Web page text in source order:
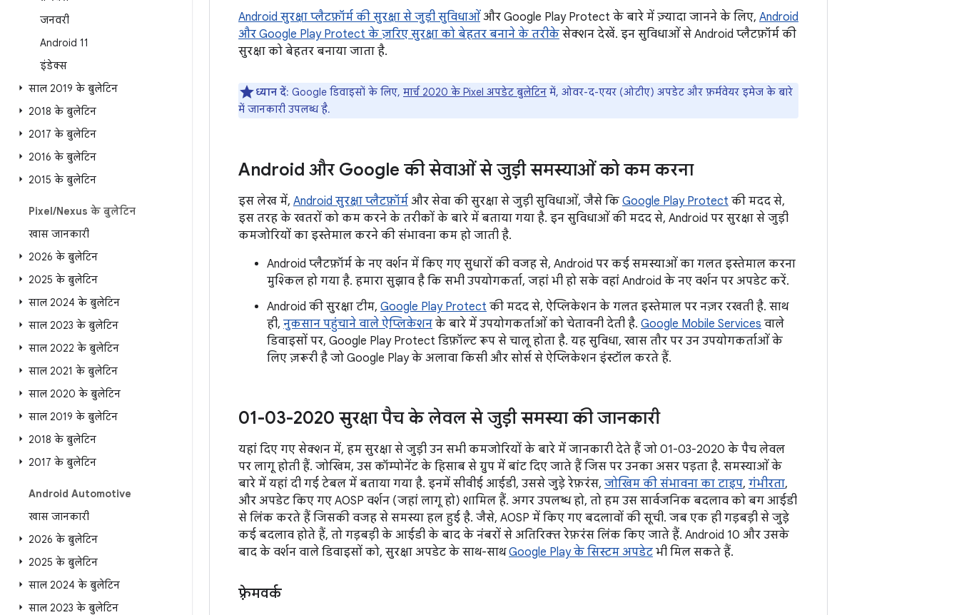
जनवरी
Android 11
इंडेक्स
साल 2019 के बुलेटिन
2018 के बुलेटिन
2017 के बुलेटिन
2016 के बुलेटिन
2015 के बुलेटिन
Pixel/Nexus के बुलेटिन
खास जानकारी
2026 के बुलेटिन
2025 के बुलेटिन
साल 2024 के बुलेटिन
साल 2023 के बुलेटिन
साल 2022 के बुलेटिन
साल 2021 के बुलेटिन
साल 2020 के बुलेटिन
साल 2019 के बुलेटिन
2018 के बुलेटिन
2017 के बुलेटिन
Android Automotive
खास जानकारी
2026 के बुलेटिन
2025 के बुलेटिन
साल 2024 के बुलेटिन
साल 2023 के बुलेटिन
Android सुरक्षा प्लैटफ़ॉर्म की सुरक्षा से जुड़ी सुविधाओं और Google Play Protect के बारे में ज़्यादा जानने के लिए, Android
और Google Play Protect के ज़रिए सुरक्षा को बेहतर बनाने के तरीके सेक्शन देखें. इन सुविधाओं से Android प्लैटफ़ॉर्म की
सुरक्षा को बेहतर बनाया जाता है.
ध्यान दें: Google डिवाइसों के लिए, मार्च 2020 के Pixel अपडेट बुलेटिन में, ओवर-द-एयर (ओटीए) अपडेट और फ़र्मवेयर इमेज के बारे
में जानकारी उपलब्ध है.
Android और Google की सेवाओं से जुड़ी समस्याओं को कम करना
इस लेख में, Android सुरक्षा प्लैटफ़ॉर्म और सेवा की सुरक्षा से जुड़ी सुविधाओं, जैसे कि Google Play Protect की मदद से,
इस तरह के खतरों को कम करने के तरीकों के बारे में बताया गया है. इन सुविधाओं की मदद से, Android पर सुरक्षा से जुड़ी
कमजोरियों का इस्तेमाल करने की संभावना कम हो जाती है.
Android प्लैटफ़ॉर्म के नए वर्शन में किए गए सुधारों की वजह से, Android पर कई समस्याओं का गलत इस्तेमाल करना
मुश्किल हो गया है. हमारा सुझाव है कि सभी उपयोगकर्ता, जहां भी हो सके वहां Android के नए वर्शन पर अपडेट करें.
Android की सुरक्षा टीम, Google Play Protect की मदद से, ऐप्लिकेशन के गलत इस्तेमाल पर नज़र रखती है. साथ
ही, नुकसान पहुंचाने वाले ऐप्लिकेशन के बारे में उपयोगकर्ताओं को चेतावनी देती है. Google Mobile Services वाले
डिवाइसों पर, Google Play Protect डिफ़ॉल्ट रूप से चालू होता है. यह सुविधा, खास तौर पर उन उपयोगकर्ताओं के
लिए ज़रूरी है जो Google Play के अलावा किसी और सोर्स से ऐप्लिकेशन इंस्टॉल करते हैं.
01-03-2020 सुरक्षा पैच के लेवल से जुड़ी समस्या की जानकारी
यहां दिए गए सेक्शन में, हम सुरक्षा से जुड़ी उन सभी कमजोरियों के बारे में जानकारी देते हैं जो 01-03-2020 के पैच लेवल
पर लागू होती हैं. जोखिम, उस कॉम्पोनेंट के हिसाब से ग्रुप में बांट दिए जाते हैं जिस पर उनका असर पड़ता है. समस्याओं के
बारे में यहां दी गई टेबल में बताया गया है. इनमें सीवीई आईडी, उससे जुड़े रेफ़रंस, जोखिम की संभावना का टाइप, गंभीरता,
और अपडेट किए गए AOSP वर्शन (जहां लागू हो) शामिल हैं. अगर उपलब्ध हो, तो हम उस सार्वजनिक बदलाव को बग आईडी
से लिंक करते हैं जिसकी वजह से समस्या हल हुई है. जैसे, AOSP में किए गए बदलावों की सूची. जब एक ही गड़बड़ी से जुड़े
कई बदलाव होते हैं, तो गड़बड़ी के आईडी के बाद के नंबरों से अतिरिक्त रेफ़रंस लिंक किए जाते हैं. Android 10 और उसके
बाद के वर्शन वाले डिवाइसों को, सुरक्षा अपडेट के साथ-साथGoogle Play के सिस्टम अपडेट भी मिल सकते हैं.
फ़्रेमवर्क